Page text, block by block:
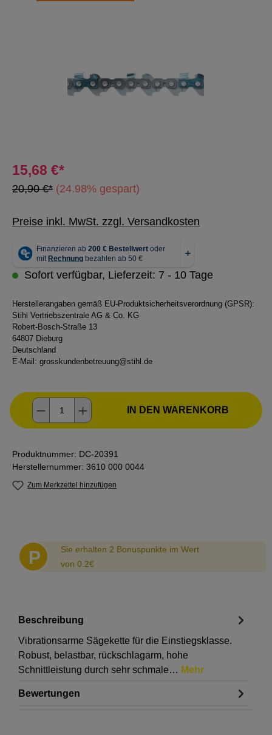
15,68 €*
20,90 €* (24.98% gespart)
Preise inkl. MwSt. zzgl. Versandkosten
Sofort verfügbar, Lieferzeit: 7 - 10 Tage
Herstellerangaben gemäß EU-Produktsicherheitsverordnung (GPSR):
Stihl Vertriebszentrale AG & Co. KG
Robert-Bosch-Straße 13
64807 Dieburg
Deutschland
E-Mail: grosskundenbetreuung@stihl.de
Produkt Anzahl: Gib den gewünschten
IN DEN WARENKORB
Produktnummer: DC-20391
Herstellernummer: 3610 000 0044
Zum Merkzettel hinzufügen
P
Sie erhalten 2 Bonuspunkte im Wert
von 0.2€
Beschreibung
Vibrationsarme Sägekette für die Einstiegsklasse.
Robust, belastbar, rückschlagarm, hohe
Schnittleistung durch sehr schmale… Mehr
Bewertungen